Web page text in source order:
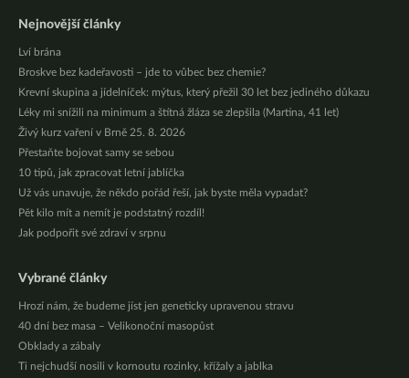
Nejnovější články
Lví brána
Broskve bez kadeřavosti – jde to vůbec bez chemie?
Krevní skupina a jídelníček: mýtus, který přežil 30 let bez jediného důkazu
Léky mi snížili na minimum a štítná žláza se zlepšila (Martina, 41 let)
Živý kurz vaření v Brně 25. 8. 2026
Přestaňte bojovat samy se sebou
10 tipů, jak zpracovat letní jablíčka
Už vás unavuje, že někdo pořád řeší, jak byste měla vypadat?
Pět kilo mít a nemít je podstatný rozdíl!
Jak podpořit své zdraví v srpnu
Vybrané články
Hrozí nám, že budeme jíst jen geneticky upravenou stravu
40 dní bez masa – Velikonoční masopůst
Obklady a zábaly
Ti nejchudší nosili v kornoutu rozinky, křížaly a jablka